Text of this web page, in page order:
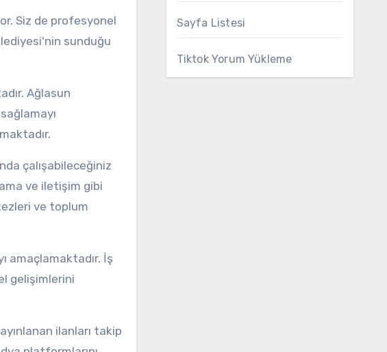
Siz de profesyonel
sunduğu
Ağlasun
çalışabileceğiniz
ve iletişim gibi
ve toplum
amaçlamaktadır. İş
gelişimlerini
ilanları takip
Sayfa Listesi
Tiktok Yorum Yükleme